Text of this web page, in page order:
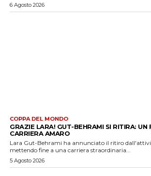
6 Agosto 2026
COPPA DEL MONDO
GRAZIE LARA! GUT-BEHRAMI SI RITIRA: UN
CARRIERA AMARO
Lara Gut-Behrami ha annunciato il ritiro
mettendo fine a una carriera straordinaria...
5 Agosto 2026